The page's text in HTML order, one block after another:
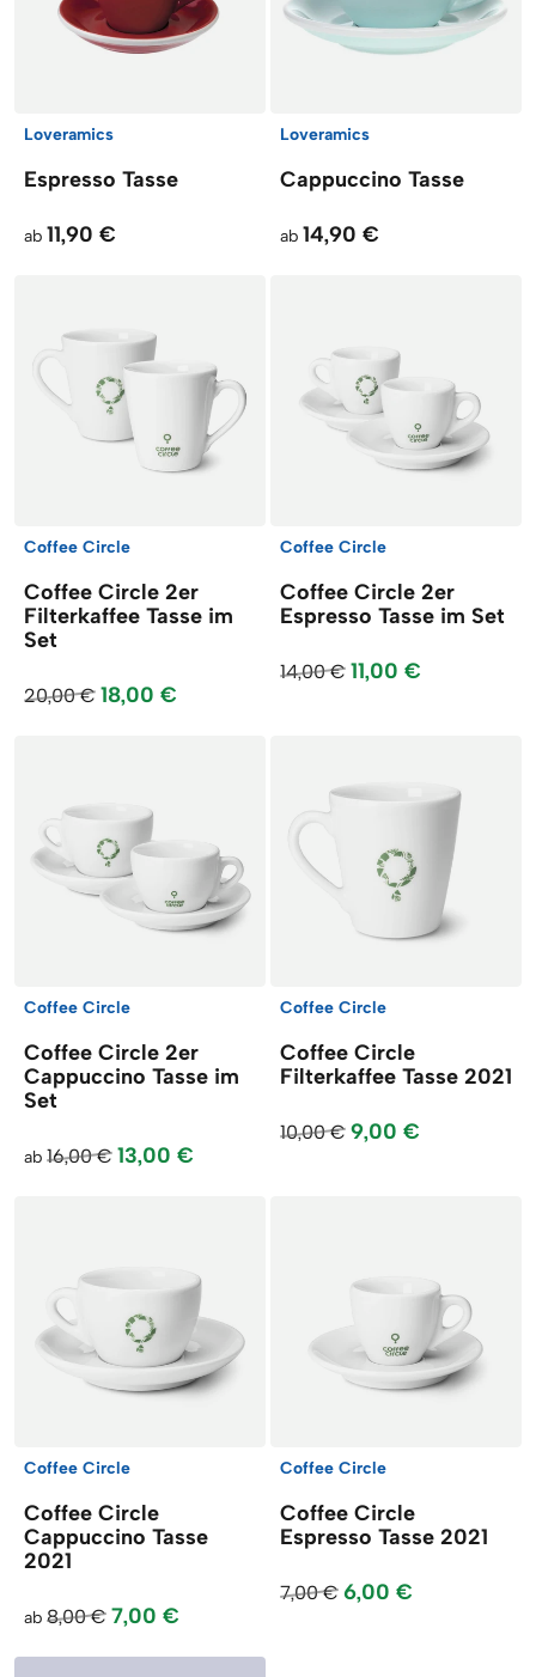
Loveramics
Espresso Tasse
ab 11,90 €
Loveramics
Cappuccino Tasse
ab 14,90 €
Coffee Circle
Coffee Circle 2er
Filterkaffee Tasse im
Set
20,00 € 18,00 €
Coffee Circle
Coffee Circle 2er
Espresso Tasse im Set
14,00 € 11,00 €
Coffee Circle
Coffee Circle 2er
Cappuccino Tasse im
Set
ab 16,00 € 13,00 €
Coffee Circle
Coffee Circle
Filterkaffee Tasse 2021
10,00 € 9,00 €
Coffee Circle
Coffee Circle
Cappuccino Tasse
2021
ab 8,00 € 7,00 €
Coffee Circle
Coffee Circle
Espresso Tasse 2021
7,00 € 6,00 €